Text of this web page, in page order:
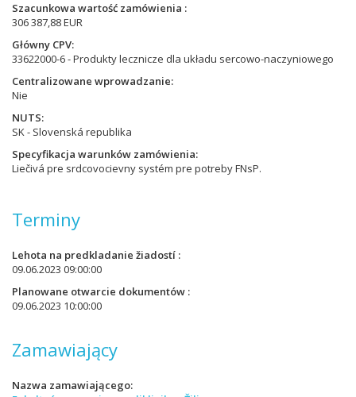
Szacunkowa wartość zamówienia
306 387,88 EUR
Główny CPV
33622000-6 - Produkty lecznicze dla układu sercowo-naczyniowego
Centralizowane wprowadzanie
Nie
NUTS
SK - Slovenská republika
Specyfikacja warunków zamówienia
Liečivá pre srdcovocievny systém pre potreby FNsP.
Terminy
Lehota na predkladanie žiadostí
09.06.2023 09:00:00
Planowane otwarcie dokumentów
09.06.2023 10:00:00
Zamawiający
Nazwa zamawiającego